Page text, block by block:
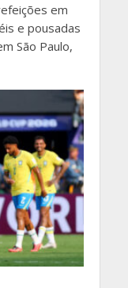
em
e pousadas
São Paulo,